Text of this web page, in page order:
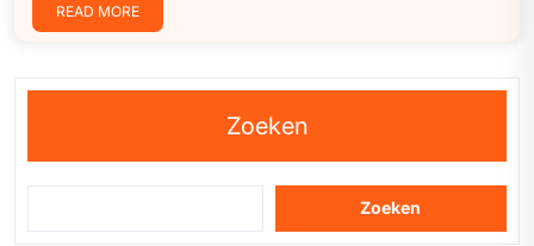
READ MORE
Zoeken
Zoeken